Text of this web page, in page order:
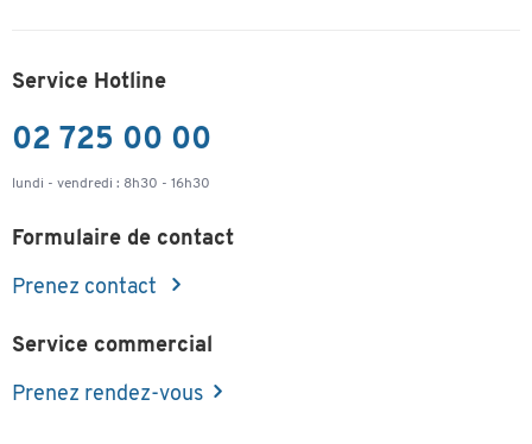
Service Hotline
02 725 00 00
lundi - vendredi : 8h30 - 16h30
Formulaire de contact
Prenez contact
Service commercial
Prenez rendez-vous